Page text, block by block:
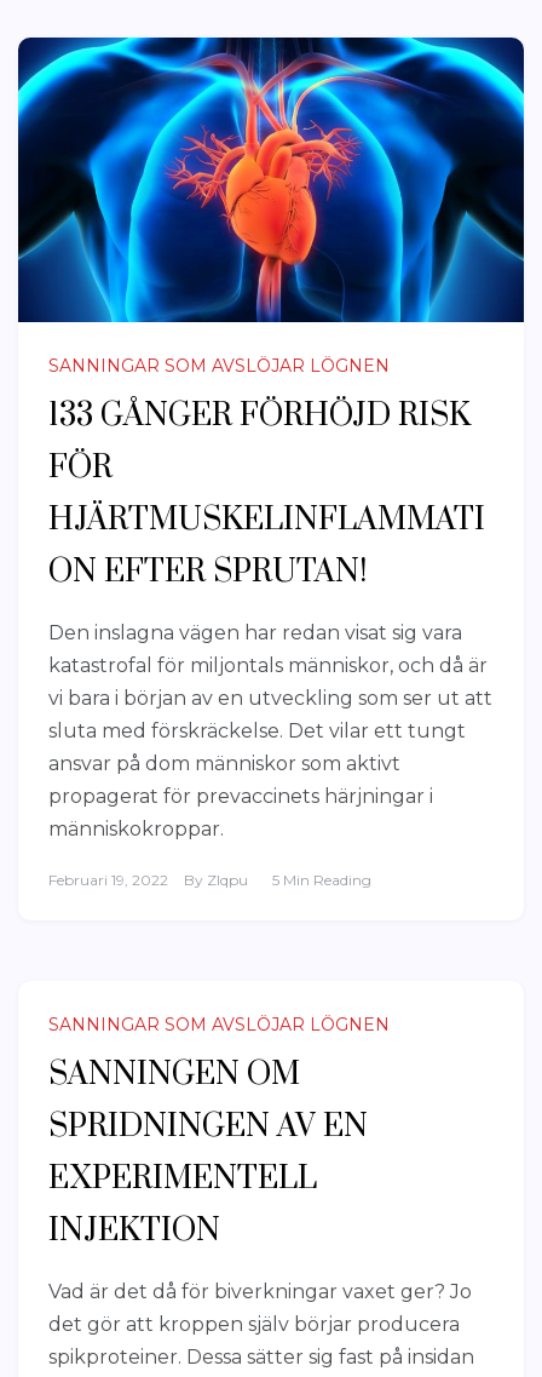
SANNINGAR SOM AVSLÖJAR LÖGNEN
133 GÅNGER FÖRHÖJD RISK
FÖR
HJÄRTMUSKELINFLAMMATI
ON EFTER SPRUTAN!
Den inslagna vägen har redan visat sig vara
katastrofal för miljontals människor, och då är
vi bara i början av en utveckling som ser ut att
sluta med förskräckelse. Det vilar ett tungt
ansvar på dom människor som aktivt
propagerat för prevaccinets härjningar i
människokroppar.
Februari 19, 2022 By Zlqpu 5 Min Reading
SANNINGAR SOM AVSLÖJAR LÖGNEN
SANNINGEN OM
SPRIDNINGEN AV EN
EXPERIMENTELL
INJEKTION
Vad är det då för biverkningar vaxet ger? Jo
det gör att kroppen själv börjar producera
spikproteiner. Dessa sätter sig fast på insidan